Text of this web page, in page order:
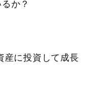
か？
に投資して成長